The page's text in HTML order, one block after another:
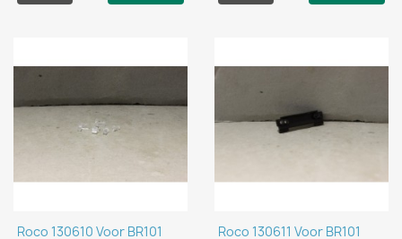
Roco 130610 Voor BR101 Roco 130611 Voor BR101